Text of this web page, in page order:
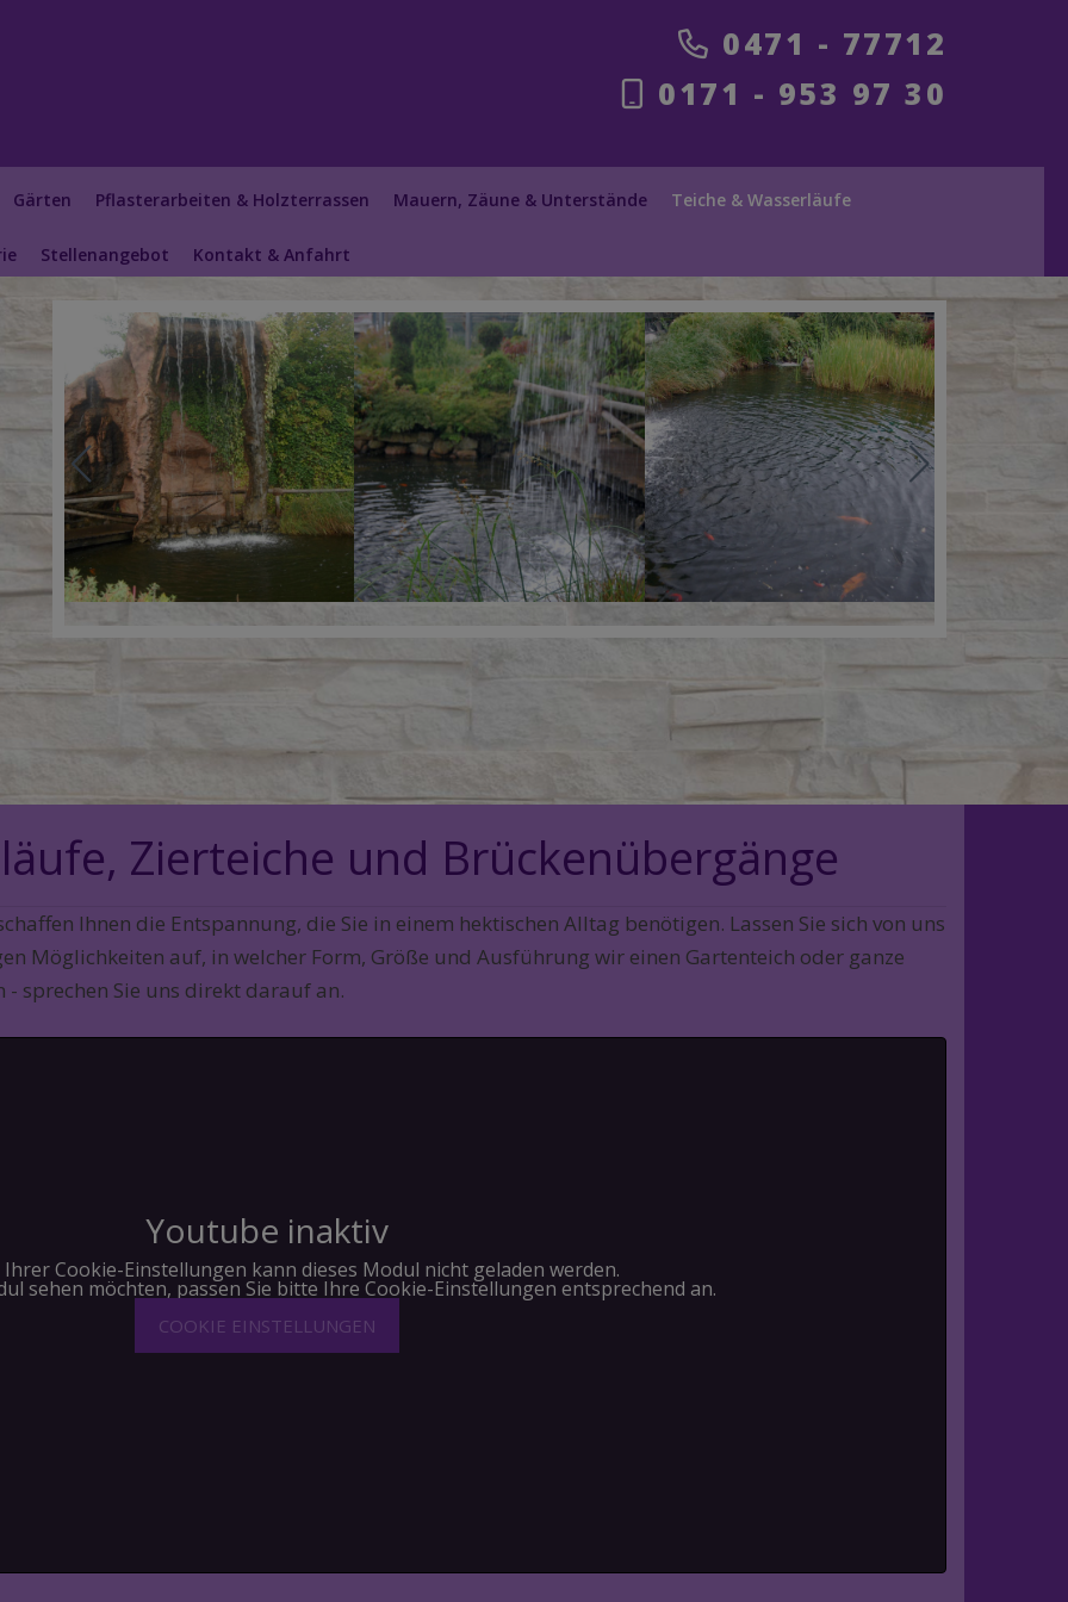
0471 - 77712
0171 - 953 97 30
Gärten Pflasterarbeiten & Holzterrassen Mauern, Zäune & Unterstände Teiche & Wasserläufe
Stellenangebot Kontakt & Anfahrt
Zierteiche und Brückenübergänge
Ihnen die Entspannung, die Sie in einem hektischen Alltag benötigen. Lassen Sie sich von uns
Möglichkeiten auf, in welcher Form, Größe und Ausführung wir einen Gartenteich oder ganze
sprechen Sie uns direkt darauf an.
Youtube inaktiv
Cookie-Einstellungen kann dieses Modul nicht geladen werden.
sehen möchten, passen Sie bitte Ihre Cookie-Einstellungen entsprechend an.
COOKIE EINSTELLUNGEN